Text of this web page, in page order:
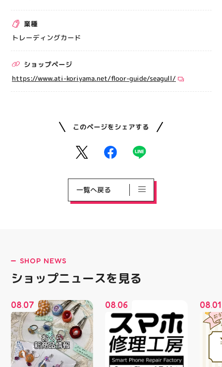
催事出店募集
アティビジョンについて
業種
トレーディングカード
ショップページ
https://www.ati-koriyama.net/floor-guide/seagull/
このページをシェアする
一覧へ戻る
SHOP NEWS
ショップニュースを見る
08.07 08.06 08.01